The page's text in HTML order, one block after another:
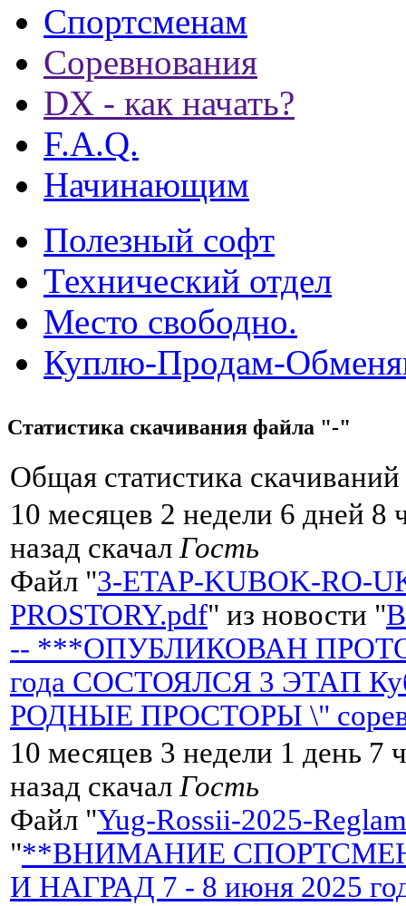
Спортсменам
Соревнования
DX - как начать?
F.A.Q.
Начинающим
Полезный софт
Технический отдел
Место свободно.
Куплю-Продам-
Статистика скачивания файла "-"
Общая статистика
10 месяцев 2 недели 6 дней 8
назад скачал Гость
Файл "3-ETAP-KUBOK-RO-
PROSTORY.pdf" из новости "
-- ***ОПУБЛИКОВАН
года СОСТОЯЛСЯ 3 ЭТАП
РОДНЫЕ ПРОСТОРЫ \"
10 месяцев 3 недели 1 день 7
назад скачал Гость
Файл "Yug-Rossii-2025-
"**ВНИМАНИЕ
И НАГРАД 7 - 8 июня 2025